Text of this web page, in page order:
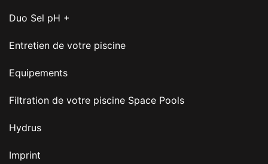
Duo Sel pH +
Entretien de votre piscine
Equipements
Filtration de votre piscine Space Pools
Hydrus
Imprint